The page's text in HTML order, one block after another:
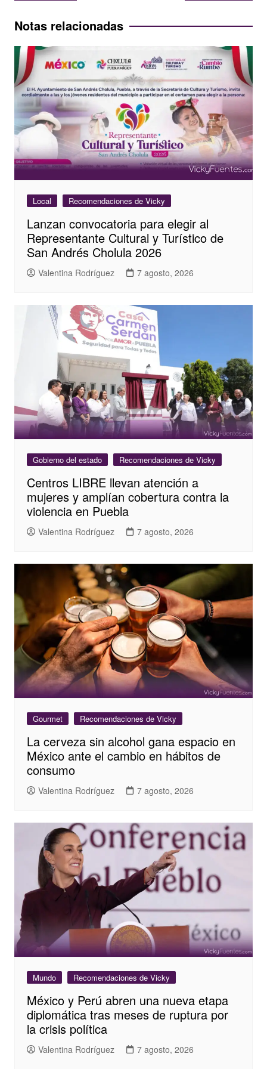
entradas
Notas relacionadas
Local Recomendaciones de Vicky
Lanzan convocatoria para elegir al
Representante Cultural y Turístico de
San Andrés Cholula 2026
Valentina Rodríguez 7 agosto, 2026
Gobierno del estado Recomendaciones de Vicky
Centros LIBRE llevan atención a
mujeres y amplían cobertura contra la
violencia en Puebla
Valentina Rodríguez 7 agosto, 2026
Gourmet Recomendaciones de Vicky
La cerveza sin alcohol gana espacio en
México ante el cambio en hábitos de
consumo
Valentina Rodríguez 7 agosto, 2026
Mundo Recomendaciones de Vicky
México y Perú abren una nueva etapa
diplomática tras meses de ruptura por
la crisis política
Valentina Rodríguez 7 agosto, 2026